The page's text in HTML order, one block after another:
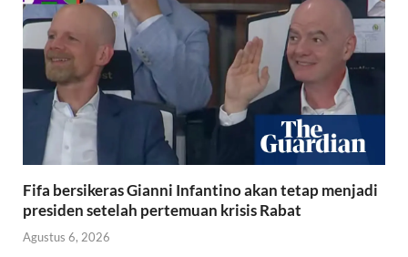
Fifa bersikeras Gianni Infantino akan tetap menjadi
presiden setelah pertemuan krisis Rabat
Agustus 6, 2026